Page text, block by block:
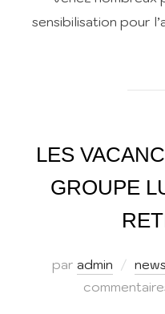
sensibilisation pour
LES
GROUPE
par admin news